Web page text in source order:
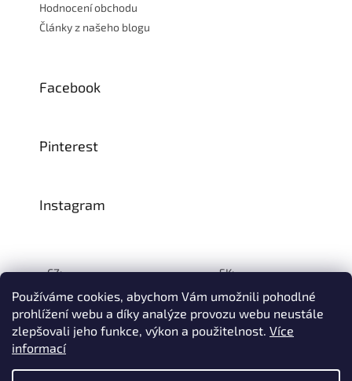
Používáme cookies, abychom Vám umožnili pohodlné
prohlížení webu a díky analýze provozu webu neustále
zlepšovali jeho funkce, výkon a použitelnost. Více
informací
Hodnocení obchodu
Články z našeho blogu
Facebook
Pinterest
Instagram
CZ: SK:
Vytvořil Shoptet
© 1993–2026INTEA SERVICE s.r.o.Všechna práva vyhrazena.